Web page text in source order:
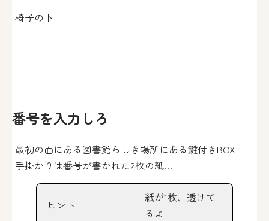
椅子の下
番号を入力しろ
最初の面にある図書館らしき場所にある鍵付きBOX
手掛かりは番号が書かれた2枚の紙…
ヒント
紙が1枚、透けて
るよ